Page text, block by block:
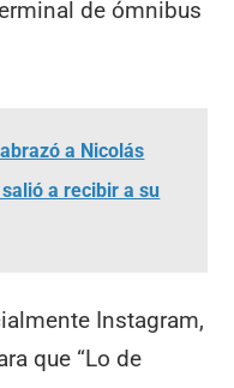
de ómnibus
a Nicolás
a recibir a su
Instagram,
que “Lo de